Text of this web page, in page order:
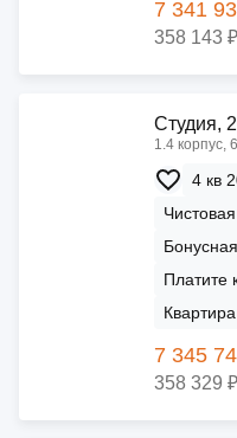
7 341
358 143
Cтудия,
1.4 корпус,
4 кв
Платите
7 345
358 329